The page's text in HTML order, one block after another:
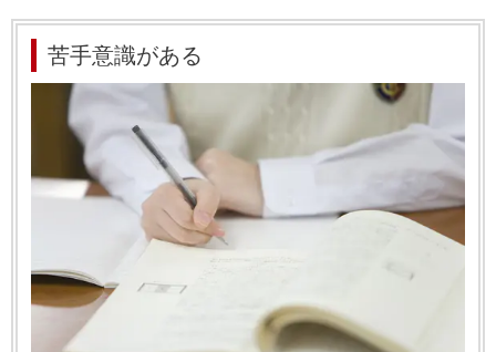
苦手意識がある